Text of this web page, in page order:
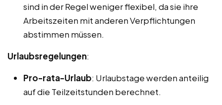
sind in der Regel weniger flexibel, da sie ihre
Arbeitszeiten mit anderen Verpflichtungen
abstimmen müssen.
Urlaubsregelungen:
Pro-rata-Urlaub: Urlaubstage werden anteilig
auf die Teilzeitstunden berechnet.